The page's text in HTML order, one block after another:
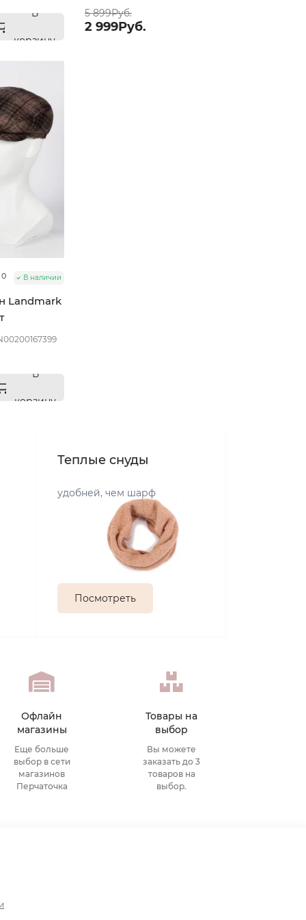
В
корзину
5 899Руб.
2 999Руб.
0 В наличии
Landmark
57
В
корзину
Теплые снуды
удобней, чем шарф
Посмотреть
Офлайн
магазины
Еще больше
выбор в сети
магазинов
Перчаточка
Товары на
выбор
Вы можете
заказать до 3
товаров на
выбор.